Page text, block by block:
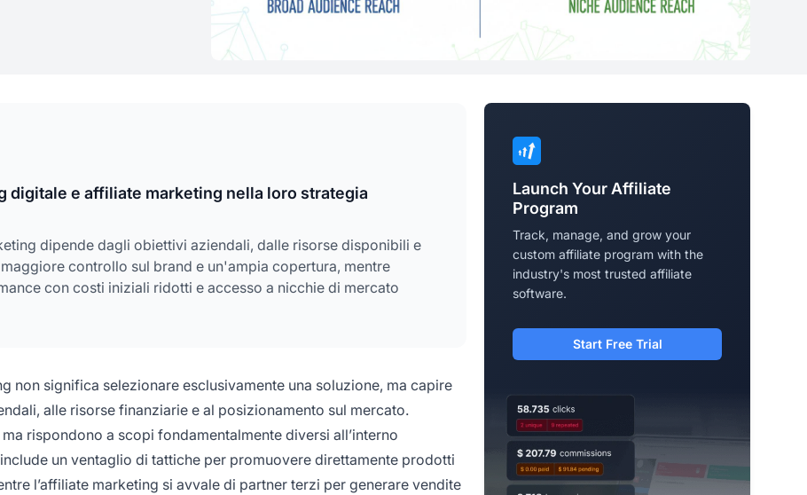
digitale e affiliate marketing nella loro strategia
dipende dagli obiettivi aziendali, dalle risorse disponibili e
controllo sul brand e un'ampia copertura, mentre
con costi iniziali ridotti e accesso a nicchie di mercato
non significa selezionare esclusivamente una soluzione, ma capire
alle risorse finanziarie e al posizionamento sul mercato.
rispondono a scopi fondamentalmente diversi all’interno
un ventaglio di tattiche per promuovere direttamente prodotti
l’affiliate marketing si avvale di partner terzi per generare vendite
Launch Your Affiliate
Program
Track, manage, and grow your
custom affiliate program with the
industry's most trusted affiliate
software.
Start Free Trial